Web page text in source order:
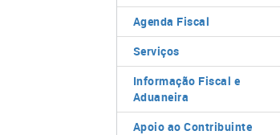
Agenda Fiscal
Serviços
Informação Fiscal e
Aduaneira
Apoio ao Contribuinte